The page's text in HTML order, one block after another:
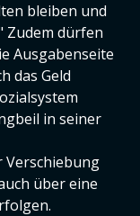
bleiben und
Zudem dürfen
Ausgabenseite
das Geld
in seiner
Verschiebung
über eine